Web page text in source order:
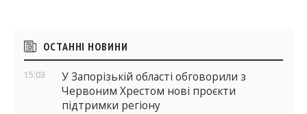
Бічні
віджети
ОСТАННІ НОВИНИ
15:03
У Запорізькій області обговорили з
Червоним Хрестом нові проєкти
підтримки регіону